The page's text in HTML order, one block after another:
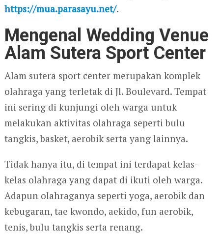
https://mua.parasayu.net/.
Mengenal Wedding Venue
Alam Sutera Sport Center
Alam sutera sport center merupakan komplek
olahraga yang terletak di Jl. Boulevard. Tempat
ini sering di kunjungi oleh warga untuk
melakukan aktivitas olahraga seperti bulu
tangkis, basket, aerobik serta yang lainnya.
Tidak hanya itu, di tempat ini terdapat kelas-
kelas olahraga yang dapat di ikuti oleh warga.
Adapun olahraganya seperti yoga, aerobik dan
kebugaran, tae kwondo, aekido, fun aerobik,
tenis, bulu tangkis serta renang.